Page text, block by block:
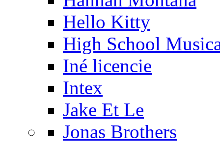
Hello Kitty
High School
Iné licencie
Intex
Jake Et Le
Jonas Brothers